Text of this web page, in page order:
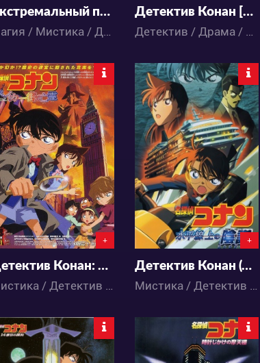
Экстремальный побег: Пролог
Магия / Мистика / Детектив / Аниме
Детектив Конан [ТВ]
Детектив / Драма / Комедия / Романтика / Сёнэн / Аниме
5664
0 3
+
Детектив Конан: Фантом (фильм 6)
Мистика / Детектив / Комедия / Приключения / Сёнэн / Аниме
5875
0 2
+
Детектив Конан (фильм 9)
Мистика / Детектив / Комедия / Приключения / Сёнэн / Аниме